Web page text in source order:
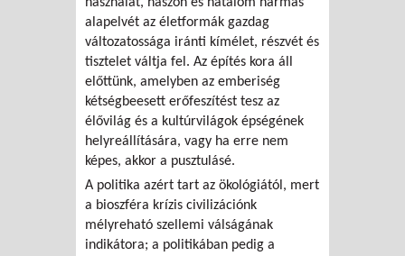
alapelvét az életformák gazdag
változatossága iránti kímélet, részvét és
tisztelet váltja fel. Az építés kora áll
előttünk, amelyben az emberiség
kétségbeesett erőfeszítést tesz az
élővilág és a kultúrvilágok épségének
helyreállítására, vagy ha erre nem
képes, akkor a pusztulásé.
A politika azért tart az ökológiától, mert
a bioszféra krízis civilizációnk
mélyreható szellemi válságának
indikátora; a politikában pedig a